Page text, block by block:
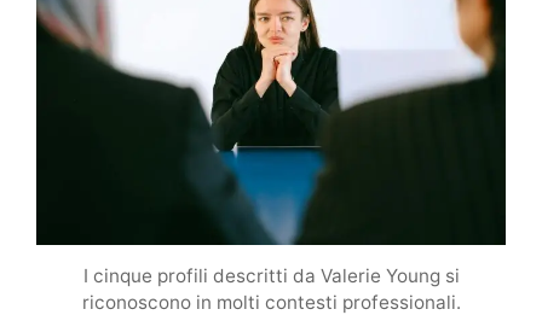
I cinque profili descritti da Valerie Young si
riconoscono in molti contesti professionali.